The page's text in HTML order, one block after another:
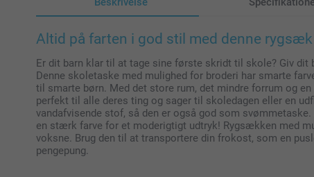
Altid på farten i god stil med denne
Er dit barn klar til at tage sine første skridt til skole? Giv
Denne skoletaske med mulighed for broderi har smarte
til smarte børn. Med det store rum, det mindre forrum og
perfekt til alle deres ting og sager til skoledagen eller en
vandafvisende stof, så den er også god som
en stærk farve for et moderigtigt udtryk! Rygsækken med
voksne. Brug den til at transportere din frokost, som en
pengepung.